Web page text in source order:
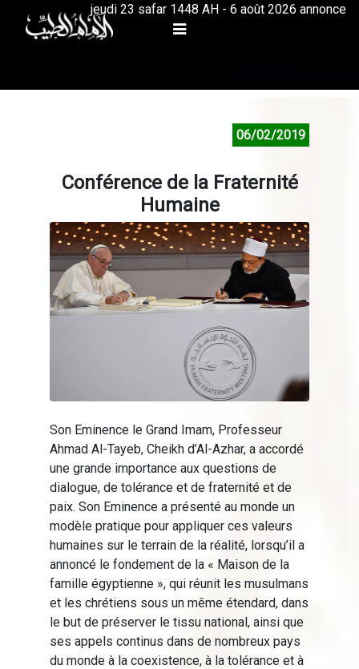
jeudi 23 safar 1448 AH - 6 août 2026 annonce
06/02/2019
Conférence de la Fraternité
Humaine
Son Eminence le Grand Imam, Professeur
Ahmad Al-Tayeb, Cheikh d’Al-Azhar, a accordé
une grande importance aux questions de
dialogue, de tolérance et de fraternité et de
paix. Son Eminence a présenté au monde un
modèle pratique pour appliquer ces valeurs
humaines sur le terrain de la réalité, lorsqu’il a
annoncé le fondement de la « Maison de la
famille égyptienne », qui réunit les musulmans
et les chrétiens sous un même étendard, dans
le but de préserver le tissu national, ainsi que
ses appels continus dans de nombreux pays
du monde à la coexistence, à la tolérance et à